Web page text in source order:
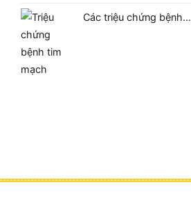
Các triệu chứng bệnh…